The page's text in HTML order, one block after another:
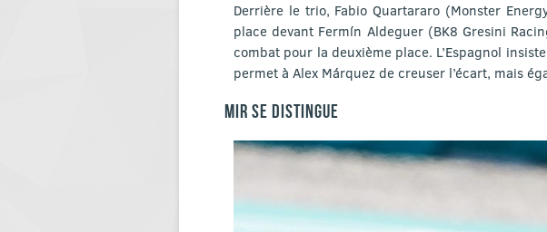
Derrière le trio, Fabio Quartararo (Monster
place devant Fermín Aldeguer (BK8 Gresini
combat pour la deuxième place. L’Espagnol
permet à Alex Márquez de creuser l’écart, mais
MIR SE DISTINGUE